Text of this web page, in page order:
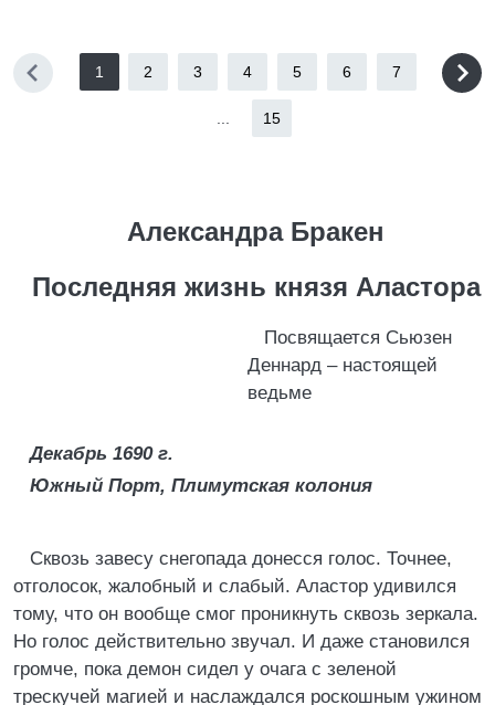
1 2 3 4 5 6 7
15
Александра Бракен
Последняя жизнь князя Аластора
Посвящается Сьюзен
Деннард – настоящей
ведьме
Декабрь 1690 г.
Южный Порт, Плимутская колония
Сквозь завесу снегопада донесся голос. Точнее,
отголосок, жалобный и слабый. Аластор удивился
тому, что он вообще смог проникнуть сквозь зеркала.
Но голос действительно звучал. И даже становился
громче, пока демон сидел у очага с зеленой
трескучей магией и наслаждался роскошным ужином